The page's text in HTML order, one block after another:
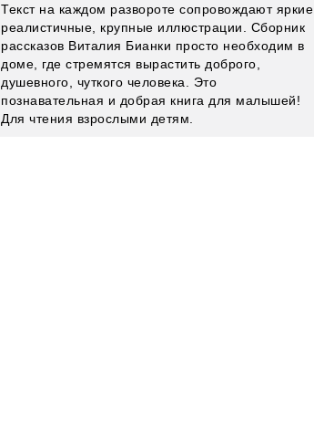
Текст на каждом развороте сопровождают яркие,
реалистичные, крупные иллюстрации. Сборник
рассказов Виталия Бианки просто необходим в
доме, где стремятся вырастить доброго,
душевного, чуткого человека. Это
познавательная и добрая книга для малышей!
Для чтения взрослыми детям.